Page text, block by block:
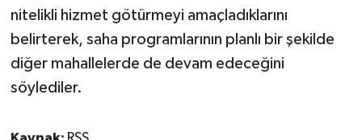
nitelikli hizmet götürmeyi amaçladıklarını
belirterek, saha programlarının planlı bir şekilde
diğer mahallelerde de devam edeceğini
söylediler.